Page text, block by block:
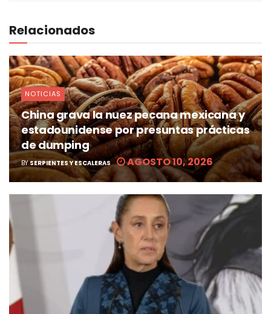
Relacionados
NOTICIAS
China grava la nuez pecana mexicana y
estadounidense por presuntas prácticas
de dumping
BY SERPIENTES Y ESCALERAS AGOSTO 10, 2026